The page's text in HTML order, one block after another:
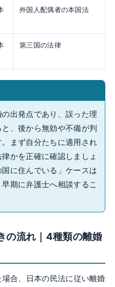
外国人配偶者の本国法
第三国の法律
出発点であり、誤った理
、後から無効や不備が判
まず自分たちに適用され
かを正確に確認しましょ
に住んでいる」ケースは
期に弁護士へ相談するこ
の流れ｜4種類の離婚
合、日本の民法に従い離婚